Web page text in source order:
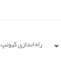
راه اندازی کیونپ